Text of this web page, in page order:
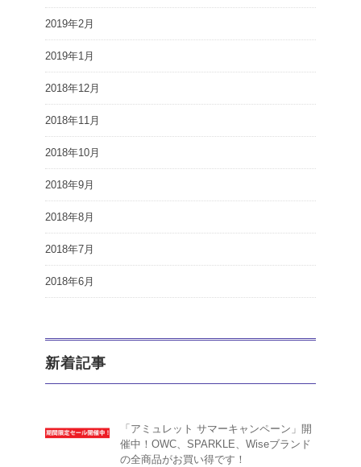
2019年2月
2019年1月
2018年12月
2018年11月
2018年10月
2018年9月
2018年8月
2018年7月
2018年6月
新着記事
「アミュレット サマーキャンペーン」開
催中！OWC、SPARKLE、Wiseブランド
の全商品がお買い得です！